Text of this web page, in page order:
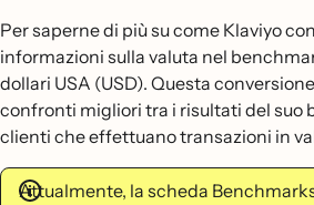
Per saperne di più su come Klaviyo
informazioni sulla valuta nel
dollari USA (USD). Questa
confronti migliori tra i risultati del suo
clienti che effettuano transazioni in
Attualmente, la scheda